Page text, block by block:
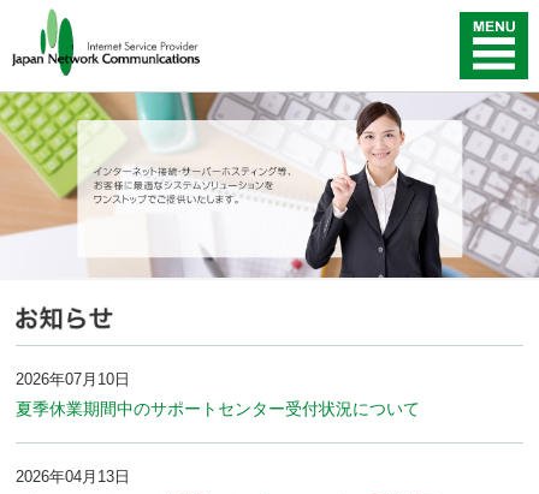
2026年07月10日
夏季休業期間中のサポートセンター受付状況について
2026年04月13日